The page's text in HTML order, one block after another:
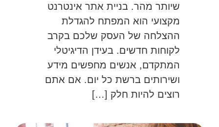
שיותר מהר. בניית אתר אינטרנט
מקצועי הוא המפתח להגדלת
ההצלחה של העסק שלכם בקרב
לקוחות חדשים. בעידן הדיגיטלי
המתקדם, אנשים מחפשים מידע
ושירותים ברשת כל יום. אם אתם
רוצים להיות חלק […]